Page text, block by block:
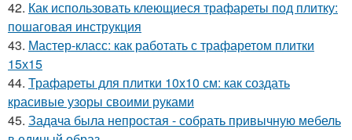
42. Как использовать клеющиеся трафареты под плитку:
пошаговая инструкция
43. Мастер-класс: как работать с трафаретом плитки
15х15
44. Трафареты для плитки 10х10 см: как создать
красивые узоры своими руками
45. Задача была непростая - собрать привычную мебель